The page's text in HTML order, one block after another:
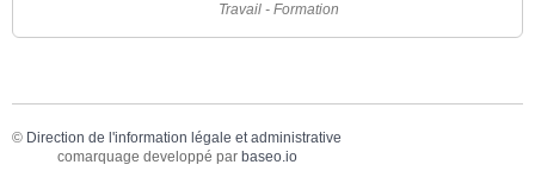
Travail - Formation
© Direction de l'information légale et administrative
comarquage developpé par baseo.io